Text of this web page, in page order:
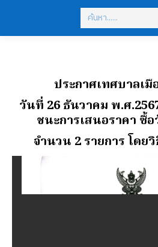
Search:
ประกาศเทศบาลเมื
วันที่ 26 ธันวาคม พ.ศ
ชนะการเสนอราคา ซื้
จํานวน 2 รายการ โดย